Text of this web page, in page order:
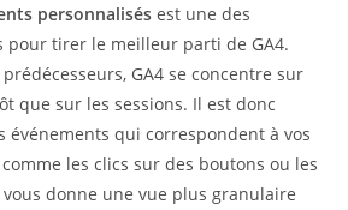
personnalisés est une des
pour tirer le meilleur parti de GA4.
GA4 se concentre sur
que sur les sessions. Il est donc
événements qui correspondent à vos
les clics sur des boutons ou les
vous donne une vue plus granulaire